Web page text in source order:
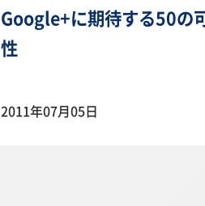
Google+に期待する50の
性
2011年07月05日